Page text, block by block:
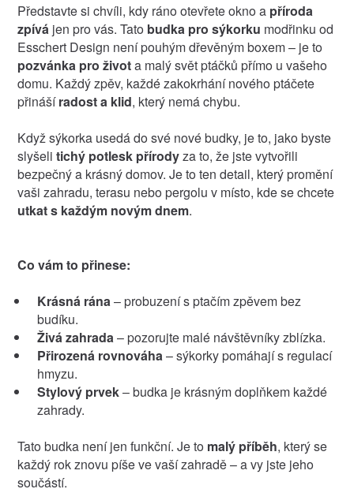
Představte si chvíli, kdy ráno otevřete okno a příroda
zpívájen pro vás. Tato budka pro sýkorku modřinku od
Esschert Design není pouhým dřevěným boxem – je to
pozvánka pro života malý svět ptáčků přímo u vašeho
domu. Každý zpěv, každé zakokrhání nového ptáčete
přinášíradost a klid, který nemá chybu.
Když sýkorka usedá do své nové budky, je to, jako byste
slyšeli tichý potlesk přírodyza to, že jste vytvořili
bezpečný a krásný domov. Je to ten detail, který promění
vaši zahradu, terasu nebo pergolu v místo, kde se chcete
utkat s každým novým dnem.
Co vám to přinese:
Krásná rána– probuzení s ptačím zpěvem bez
budíku.
Živá zahrada– pozorujte malé návštěvníky zblízka.
Přirozená rovnováha– sýkorky pomáhají s regulací
hmyzu.
Stylový prvek– budka je krásným doplňkem každé
zahrady.
Tato budka není jen funkční. Je to malý příběh, který se
každý rok znovu píše ve vaší zahradě – a vy jste jeho
součástí.